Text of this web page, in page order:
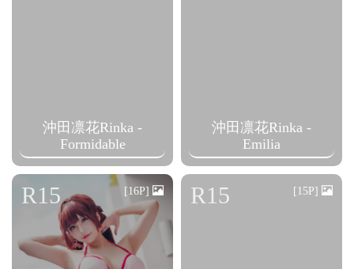
沖田凛花Rinka -
Formidable
沖田凛花Rinka -
Emilia
R15 [16P] R15 [15P]